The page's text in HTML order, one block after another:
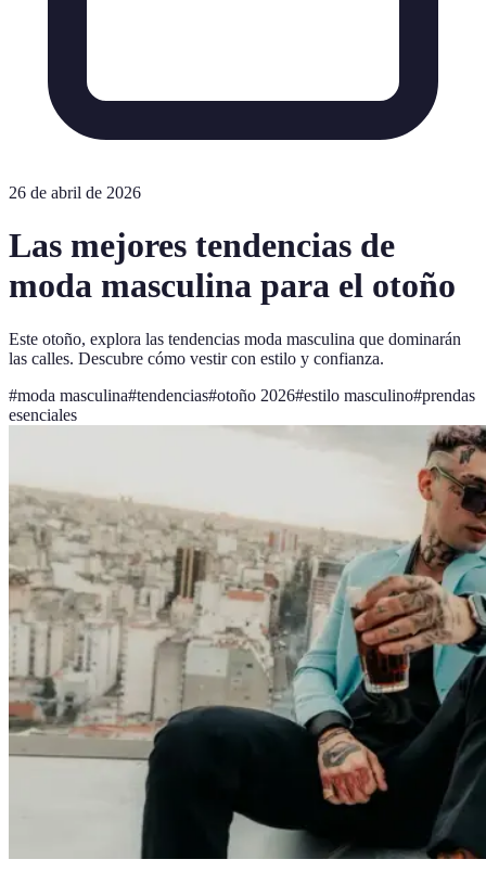
26 de abril de 2026
Las mejores tendencias de
moda masculina para el otoño
Este otoño, explora las tendencias moda masculina que dominarán
las calles. Descubre cómo vestir con estilo y confianza.
#moda masculina#tendencias#otoño 2026#estilo masculino#prendas
esenciales